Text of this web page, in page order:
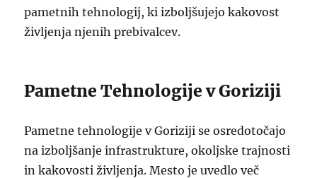
pametnih tehnologij, ki izboljšujejo kakovost
življenja njenih prebivalcev.
Pametne Tehnologije v Goriziji
Pametne tehnologije v Goriziji se osredotočajo
na izboljšanje infrastrukture, okoljske trajnosti
in kakovosti življenja. Mesto je uvedlo več